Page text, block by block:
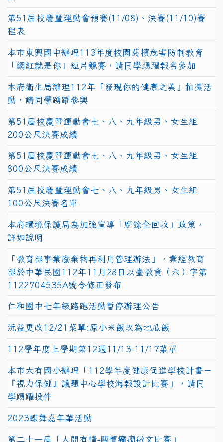
第51屆校慶暨運動會預賽(11/08)、決賽(11/10)賽
程表
本市東興國中辦理113年度校園菸檳危害防制教育
「網紅就是你」短片競賽，請同學踴躍報名參加
本府衛生局辦理112年「發現你的健康之美」抽獎活
動，請同學踴躍參與
第51屆校慶暨運動會七、八、九年級男、女生組
200公尺決賽成績
第51屆校慶暨運動會七、八、九年級男、女生組
800公尺決賽成績
第51屆校慶暨運動會七、八、九年級男、女生組
100公尺決賽名單
本府環境保護局為加強宣導「廚餘全回收」政策，
詳如說明
「教育部事業廢棄物再利用管理辦法」，業經教育
部於中華民國112年11月28日以臺教資（六）字第
1122704535A號令修正發布
仁和國中七年級路跑活動暫停辦理公告
沅益更改12/21菜單:原小米飯改為地瓜飯
112學年度上學期第12週11/13-11/17菜單
本市大有國小辦理「112學年度健康促進學校計畫－
『視力保健』議題中心學校海報設計比賽」，請同
學踴躍投件
2023蝶舞嘉年華活動
第二十一屆「人間有情-關懷癲癇徵文比賽」